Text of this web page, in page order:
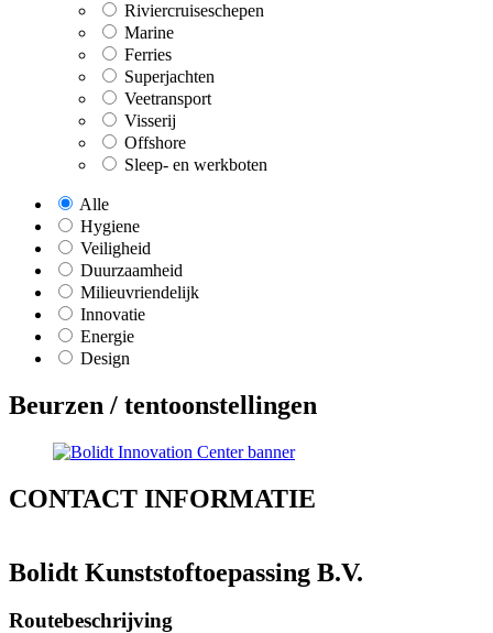
Riviercruiseschepen
Marine
Ferries
Superjachten
Veetransport
Visserij
Offshore
Sleep- en werkboten
Alle
Hygiene
Veiligheid
Duurzaamheid
Milieuvriendelijk
Innovatie
Energie
Design
Beurzen / tentoonstellingen
CONTACT INFORMATIE
Bolidt Kunststoftoepassing B.V.
Routebeschrijving